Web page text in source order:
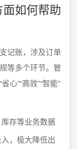
如何帮助
记账，涉及订单
等多个环节。管
心”“高效”“智能”
存等业务数据
，极大降低出